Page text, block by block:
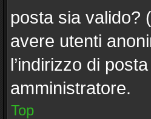
posta sia valido?
avere utenti
l’indirizzo di
amministratore.
Top